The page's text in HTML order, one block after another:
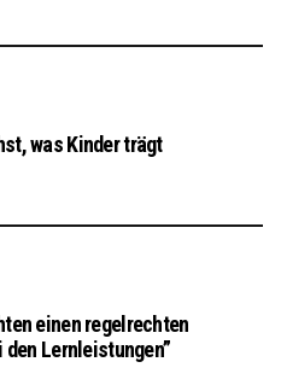
was Kinder trägt
einen regelrechten
Lernleistungen”